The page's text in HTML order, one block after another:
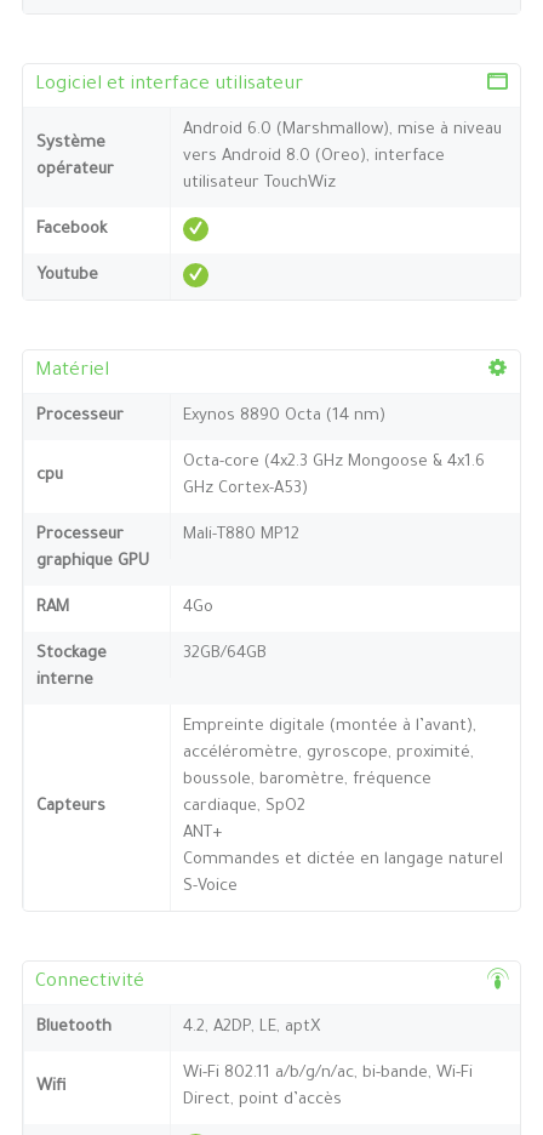
Logiciel et interface utilisateur
Système
opérateur
Android 6.0 (Marshmallow), mise à niveau
vers Android 8.0 (Oreo), interface
utilisateur TouchWiz
Facebook
Youtube
Matériel
Processeur Exynos 8890 Octa (14 nm)
cpu
Octa-core (4x2.3 GHz Mongoose & 4x1.6
GHz Cortex-A53)
Processeur
graphique GPU
Mali-T880 MP12
RAM 4Go
Stockage
interne
32GB/64GB
Capteurs
Empreinte digitale (montée à l’avant),
accéléromètre, gyroscope, proximité,
boussole, baromètre, fréquence
cardiaque, SpO2
ANT+
Commandes et dictée en langage naturel
S-Voice
Connectivité
Bluetooth 4.2, A2DP, LE, aptX
Wifi
Wi-Fi 802.11 a/b/g/n/ac, bi-bande, Wi-Fi
Direct, point d’accès